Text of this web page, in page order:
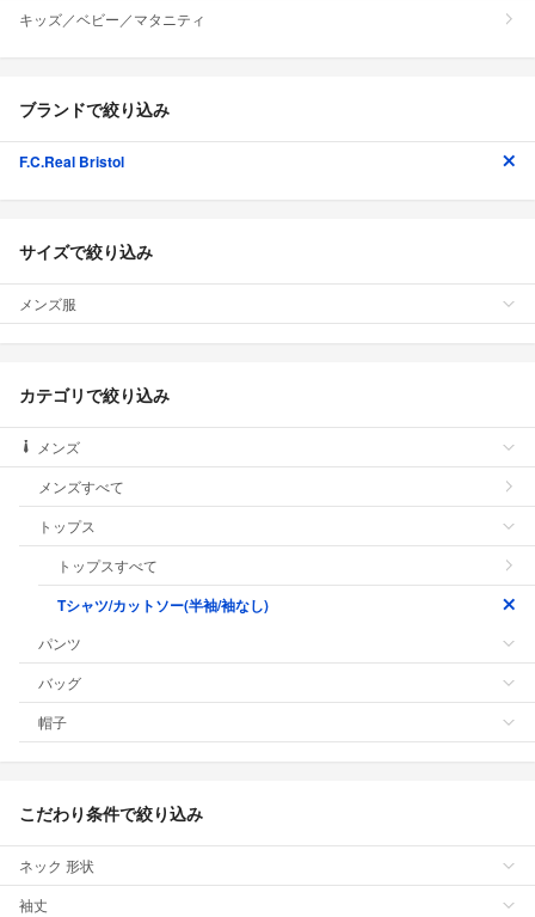
キッズ／ベビー／マタニティ
ブランドで絞り込み
F.C.Real Bristol
サイズで絞り込み
メンズ服
カテゴリで絞り込み
メンズ
メンズすべて
トップス
トップスすべて
Tシャツ/カットソー(半袖/袖なし)
パンツ
バッグ
帽子
こだわり条件で絞り込み
ネック 形状
袖丈